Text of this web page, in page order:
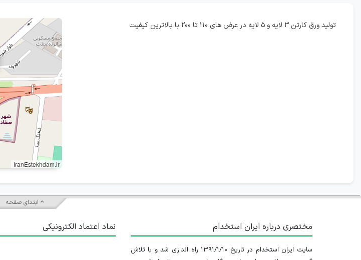
تولید ورق کارتن ۳ لایه و ۵ لایه در عرض های ۱۱۰ تا ۲۰۰ با بالاترین کیفیت
IranEstekhdam.ir
ابتدای صفحه
مختصری درباره ایران استخدام
سایت ایران استخدام در تاریخ ۱۳۹۱/۱/۱۰ راه اندازی شد و با تلاش
نماد اعتماد الکترونیکی